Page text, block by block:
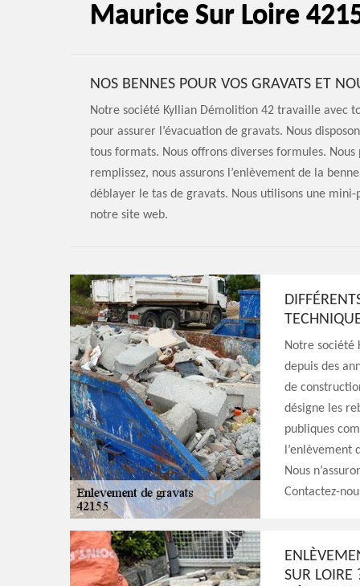
Maurice Sur Loire
NOS BENNES POUR VOS GRAVATS ET
Notre société Kyllian Démolition 42 travaille avec
pour assurer l’évacuation de gravats. Nous
tous formats. Nous offrons diverses formules.
remplissez, nous assurons l’enlèvement de la
déblayer le tas de gravats. Nous utilisons une
notre site web.
Notre société
depuis des
de
désigne les
publiques
l’enlèvement
Nous
Contactez-
SUR LOIRE